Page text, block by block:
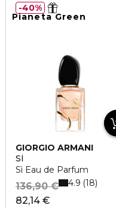
Pianeta Green
GIORGIO ARMANI
SÌ
Sì Eau de Parfum
82,14 €
136,90 € 4.9 18
40%